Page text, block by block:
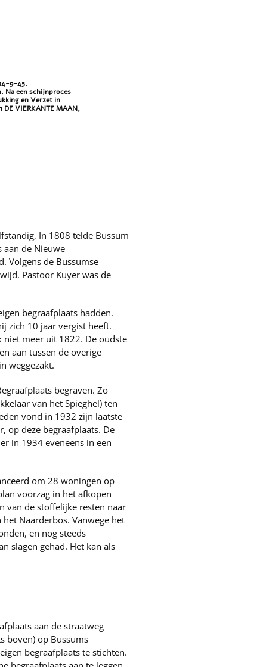
9-45.
Na een schijnproces
en Verzet in
VIERKANTE MAAN,
In 1808 telde Bussum
de Nieuwe
Volgens de Bussumse
Pastoor Kuyer was de
begraafplaats hadden.
zich 10 jaar vergist heeft.
niet meer uit 1822. De oudste
aan tussen de overige
weggezakt.
begraven. Zo
van het Spieghel) ten
vond in 1932 zijn laatste
op deze begraafplaats. De
in 1934 eveneens in een
om 28 woningen op
voorzag in het afkopen
van de stoffelijke resten naar
Naarderbos. Vanwege het
en nog steeds
slagen gehad. Het kan als
aan de straatweg
boven) op Bussums
begraafplaats te stichten.